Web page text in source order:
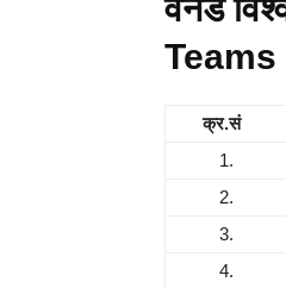
वनडे
क्र.सं
1.
2.
3.
4.